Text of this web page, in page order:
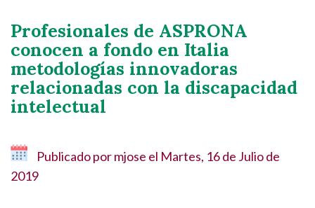
Profesionales de ASPRONA
conocen a fondo en Italia
metodologías innovadoras
relacionadas con la discapacidad
intelectual
Publicado pormjose el Martes, 16 de Julio de
2019